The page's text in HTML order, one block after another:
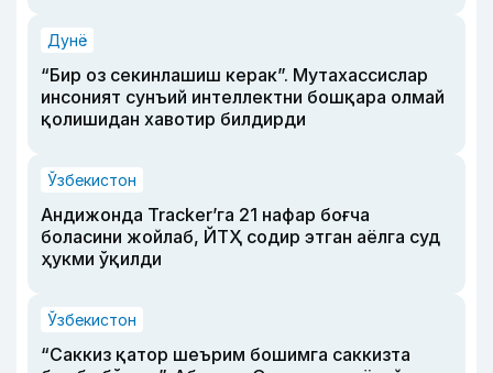
Дунё
“Бир оз секинлашиш керак”. Мутахассислар
инсоният сунъий интеллектни бошқара олмай
қолишидан хавотир билдирди
Ўзбекистон
Андижонда Tracker’га 21 нафар боғча
боласини жойлаб, ЙТҲ содир этган аёлга суд
ҳукми ўқилди
Ўзбекистон
“Саккиз қатор шеърим бошимга саккизта